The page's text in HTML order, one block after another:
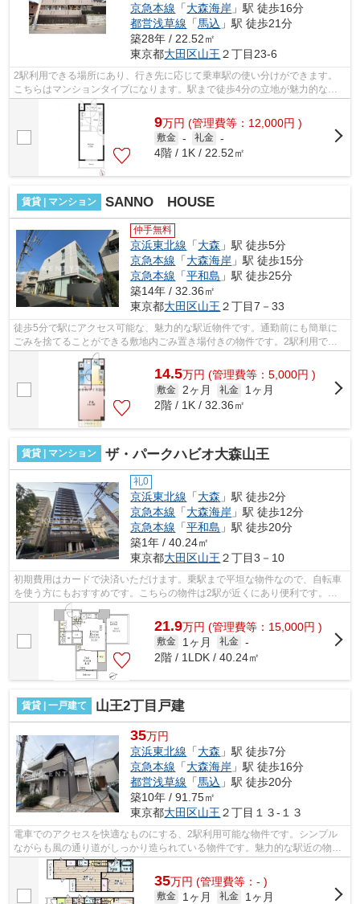
京急本線 「大森海岸 」駅 徒歩16分
都営浅草線 「馬込 」駅 徒歩21分
築28年 / 22.52㎡
東京都大田区山王 ２丁目23-6
2駅利用できる場所にあり、行き先に応じて乗車駅の使い分けができます。
こちらはマンションタイプになります。駅まで徒歩4分の立地が魅力的な、
利便性の高い物件です。さわやかな朝を...
9万円 (管理費等：12,000円 )
敷金 - 礼金 -
4階 / 1K / 22.52㎡
賃貸 | マンション SANNO HOUSE
仲手無料
京浜東北線 「大森 」駅 徒歩5分
京急本線 「大森海岸 」駅 徒歩15分
京急本線 「平和島 」駅 徒歩25分
築14年 / 32.36㎡
東京都大田区山王 ２丁目7－33
徒歩5分で駅にアクセス可能な、魅力的な駅近物件です。通勤前にも簡単に
ごみを捨てることができる敷地内ごみ置き場付きの物件です。2駅利用でき
る場所にあり、アクセスが便利です。タ...
14.5万円 (管理費等：5,000円 )
敷金 2ヶ月 礼金
1ヶ月
2階 / 1K / 32.36㎡
賃貸 | マンション ザ・パークハビオ大森山王
礼0
京浜東北線 「大森 」駅 徒歩2分
京急本線 「大森海岸 」駅 徒歩12分
京急本線 「平和島 」駅 徒歩20分
築1年 / 40.24㎡
東京都大田区山王 ２丁目3－10
初期費用はカードで決済いただけます。乗駅まで平坦な物件なので、自転車
を使う方にもおすすめです。こちらの物件は2駅が近くにあり便利です。風
通しが良好なので、いつでも新鮮な空気...
21.9万円 (管理費等：15,000円 )
敷金 1ヶ月 礼金 -
2階 / 1LDK / 40.24㎡
賃貸 | 一戸建て 山王2丁目戸建
35万円
京浜東北線 「大森 」駅 徒歩7分
京急本線 「大森海岸 」駅 徒歩16分
都営浅草線 「馬込 」駅 徒歩20分
築10年 / 91.75㎡
東京都大田区山王 ２丁目１３-１３
電車でのアクセスを快適なものにする、2駅利用可能な物件です。シンプル
ながらも風の通り道がしっかり造られている物件です。魅力的な駅近の物件
で、駅まで徒歩7分です。広々とした間...
35万円 (管理費等：- )
敷金 1ヶ月 礼金
1ヶ月